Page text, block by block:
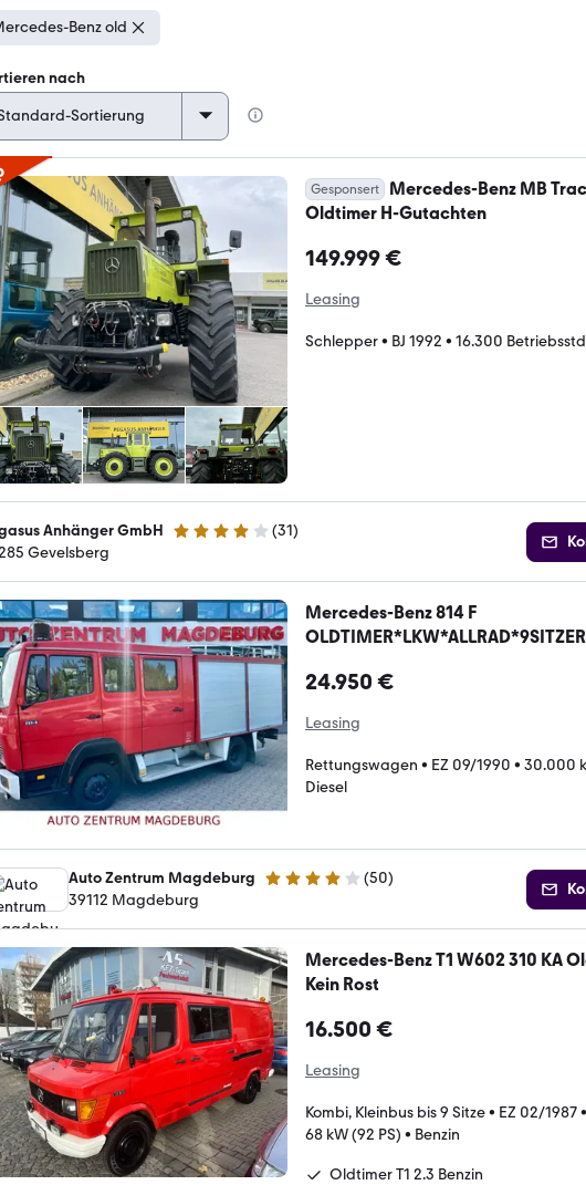
Benz old
nach
Gesponsert
Mercedes-Benz MB
Oldtimer H-Gutachten
149.999 €
Leasing
Schlepper• BJ 1992 • 16.300
Anhänger GmbH 3.8 Sterne (31)
Gevelsberg
Mercedes-Benz 814 F
24.950 €
Leasing
Rettungswagen • EZ 09/1990 • 30.000
Diesel
Auto Zentrum Magdeburg 4 Sterne (50)
39112 Magdeburg
Mercedes-Benz T1 W602 310 KA
Kein Rost
16.500 €
Leasing
Kombi, Kleinbus bis 9 Sitze• EZ 02/1987•
68 kW (92 PS) • Benzin
Oldtimer T1 2.3 Benzin